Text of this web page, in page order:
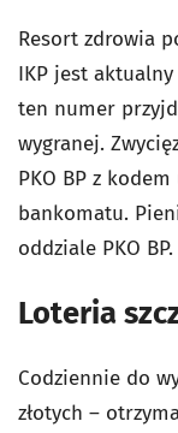
Resort zdrowia
IKP jest
ten numer
wygranej.
PKO BP z
bankomatu.
oddziale PKO BP.
Loteria
Codziennie do
złotych –